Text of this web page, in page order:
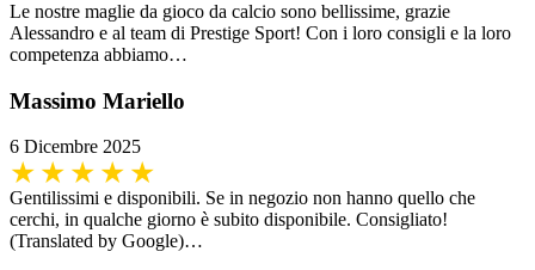
Le nostre maglie da gioco da calcio sono bellissime, grazie
Alessandro e al team di Prestige Sport! Con i loro consigli e la loro
competenza abbiamo…
Massimo Mariello
6 Dicembre 2025
Gentilissimi e disponibili. Se in negozio non hanno quello che
cerchi, in qualche giorno è subito disponibile. Consigliato!
(Translated by Google)…